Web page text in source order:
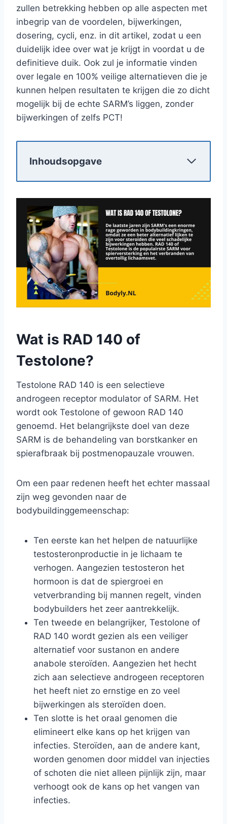
zullen betrekking hebben op alle aspecten met
inbegrip van de voordelen, bijwerkingen,
dosering, cycli, enz. in dit artikel, zodat u een
duidelijk idee over wat je krijgt in voordat u de
definitieve duik. Ook zul je informatie vinden
over legale en 100% veilige alternatieven die je
kunnen helpen resultaten te krijgen die zo dicht
mogelijk bij de echte SARM’s liggen, zonder
bijwerkingen of zelfs PCT!
Inhoudsopgave
Wat is RAD 140 of
Testolone?
Testolone RAD 140 is een selectieve
androgeen receptor modulator of SARM. Het
wordt ook Testolone of gewoon RAD 140
genoemd. Het belangrijkste doel van deze
SARM is de behandeling van borstkanker en
spierafbraak bij postmenopauzale vrouwen.
Om een paar redenen heeft het echter massaal
zijn weg gevonden naar de
bodybuildinggemeenschap:
Ten eerste kan het helpen de natuurlijke
testosteronproductie in je lichaam te
verhogen. Aangezien testosteron het
hormoon is dat de spiergroei en
vetverbranding bij mannen regelt, vinden
bodybuilders het zeer aantrekkelijk.
Ten tweede en belangrijker, Testolone of
RAD 140 wordt gezien als een veiliger
alternatief voor sustanon en andere
anabole steroïden. Aangezien het hecht
zich aan selectieve androgeen receptoren
het heeft niet zo ernstige en zo veel
bijwerkingen als steroïden doen.
Ten slotte is het oraal genomen die
elimineert elke kans op het krijgen van
infecties. Steroïden, aan de andere kant,
worden genomen door middel van injecties
of schoten die niet alleen pijnlijk zijn, maar
verhoogt ook de kans op het vangen van
infecties.